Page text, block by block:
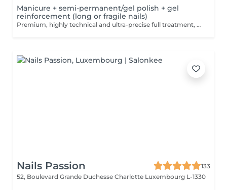
Manicure + semi-permanent/gel polish + gel
reinforcement (long or fragile nails)
Premium, highly technical and ultra-precise full treatment, performed mainly with an e-file to achieve a perfectly clean nail contour and apply the polish as close as possible, even slightly under the cuticle. This technique helps visually delay the regrowth by around 10 days. Visual result: -Extremely well-groomed nails, clean contours, flawless shape -Instagram / photo studio effect: neat, precise, with no visible dry skin We also include a gel reinforcement, recommended for long or fragile or broken nails. A perfect solution for flawless and long-lasting nails: -The average durability is 4 weeks!! Service content -> 95€ : -Removal of old semi-permanent and/or gel polish (if needed, already include in this price/service) -Very meticulous preparation of the nail plate -Removal of dead skin -Shape and file nails -Gentle cuticle care -Correction of the nail shape -Gel reinforcement -Application of semi-permanent nail polish -Application of cuticle oil and hand cream Optional : -Price per nail extension on up to 5 nails (if so please book "WITH simple design") +3€/nail -Price per nail for nail art on up to 5 nails (if so please book "WITH simple design") +3€/nail -Price for simple design (French, Chrome, Baby Boomer, Cat Eyes, Stickers, Foil) 6-10 nails -> +20€ -Price for complex design (3D, Hand drawings, Stamping, French with Chrome, Baby Boomer with Chrome, French with Cat Eyes) 6-10 nails -> +30€
Nails Passion
133
52, Boulevard Grande Duchesse Charlotte Luxembourg L-1330